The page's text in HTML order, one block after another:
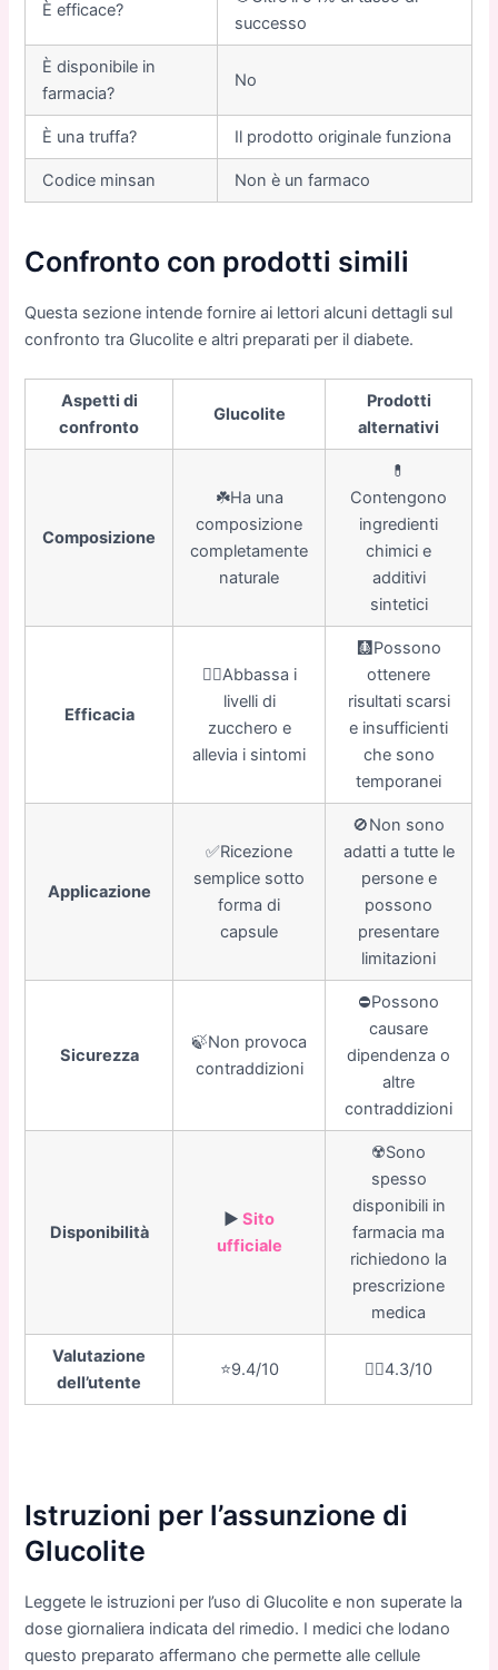
È efficace?
successo
È disponibile in
farmacia?
No
È una truffa? Il prodotto originale funziona
Codice minsan Non è un farmaco
Confronto con prodotti simili
Questa sezione intende fornire ai lettori alcuni dettagli sul
confronto tra Glucolite e altri preparati per il diabete.
Aspetti di
confronto
Glucolite
Prodotti
alternativi
Composizione
☘️Ha una
composizione
completamente
naturale
💊
Contengono
ingredienti
chimici e
additivi
sintetici
Efficacia
👍🏼Abbassa i
livelli di
zucchero e
allevia i sintomi
🩻Possono
ottenere
risultati scarsi
e insufficienti
che sono
temporanei
Applicazione
✅Ricezione
semplice sotto
forma di
capsule
🚫Non sono
adatti a tutte le
persone e
possono
presentare
limitazioni
Sicurezza
🍃Non provoca
contraddizioni
⛔️Possono
causare
dipendenza o
altre
contraddizioni
Disponibilità
▶️Sito
ufficiale
☢️Sono
spesso
disponibili in
farmacia ma
richiedono la
prescrizione
medica
Valutazione
dell’utente
⭐️9.4/10 👎🏼4.3/10
Istruzioni per l’assunzione di
Glucolite
Leggete le istruzioni per l’uso di Glucolite e non superate la
dose giornaliera indicata del rimedio. I medici che lodano
questo preparato affermano che permette alle cellule